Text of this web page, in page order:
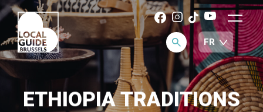
ETHIOPIA TRADITIONS